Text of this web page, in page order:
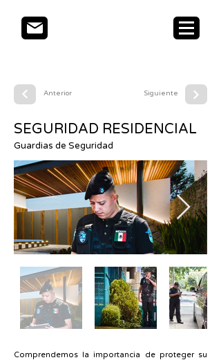
Anterior Siguiente
SEGURIDAD RESIDENCIAL
Guardias de Seguridad
Comprendemos la importancia de proteger su